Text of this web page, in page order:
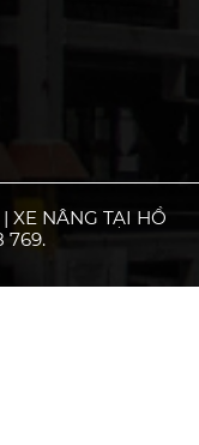
XE NÂNG TẠI HỒ
769.